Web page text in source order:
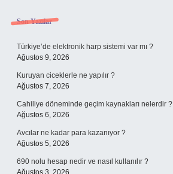
Sidebar
Son Yazılar
Türkiye’de elektronik harp sistemi var mı ?
Ağustos 9, 2026
Kuruyan ciceklerle ne yapılır ?
Ağustos 7, 2026
Cahiliye döneminde geçim kaynakları nelerdir ?
Ağustos 6, 2026
Avcılar ne kadar para kazanıyor ?
Ağustos 5, 2026
690 nolu hesap nedir ve nasıl kullanılır ?
Ağustos 3, 2026